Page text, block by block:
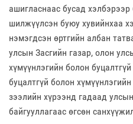
ашигласнаас бусад хэлбэрээр
шилжүүлсэн буюу хувийнхаа
нэмэгдсэн өртгийн албан
улсын Засгийн газар, олон
хүмүүнлэгийн болон
буцалтгүй болон
зээлийн хүрээнд гадаад
байгууллагаас өгсөн